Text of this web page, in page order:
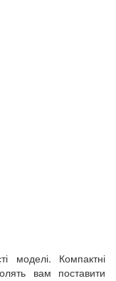
моделі. Компактні
вам поставити